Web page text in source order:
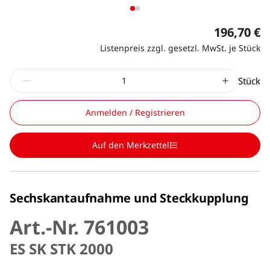
196,70 €
Listenpreis zzgl. gesetzl. MwSt. je Stück
Stück
Anmelden / Registrieren
Auf den Merkzettel
Sechskantaufnahme und Steckkupplung
Art.-Nr. 761003
ES SK STK 2000